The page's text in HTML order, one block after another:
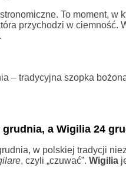
To moment, w
przychodzi w ciemność.
– tradycyjna szopka
a Wigilia 24
w polskiej tradycji
, czyli „czuwać”. Wigilia